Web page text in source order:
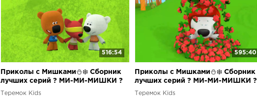
516:54
Приколы с Мишками⛄❄️ Сборник
лучших серий ? МИ-МИ-МИШКИ ?
Теремок Kids
595:40
Приколы с Мишками⛄❄️ Сборник
лучших серий ? МИ-МИ-МИШКИ ?
Теремок Kids